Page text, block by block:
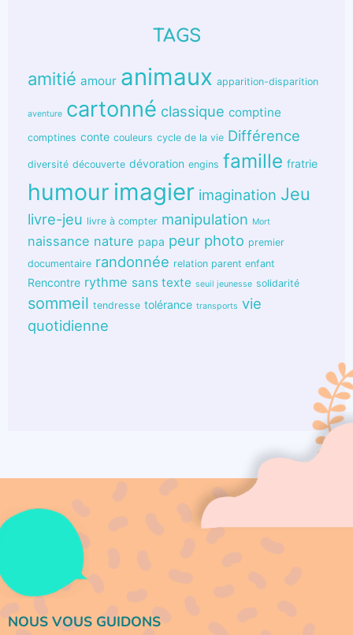
TAGS
amitié amour animaux apparition-disparition
aventure cartonné classique comptine
comptines conte couleurs cycle de la vie Différence
diversité découverte dévoration engins famille fratrie
humour imagier imagination Jeu
livre-jeu livre à compter manipulation Mort
naissance nature papa peur photo premier
documentaire randonnée relation parent enfant
Rencontre rythme sans texte seuil jeunesse solidarité
sommeil tendresse tolérance transports vie
quotidienne
NOUS VOUS GUIDONS